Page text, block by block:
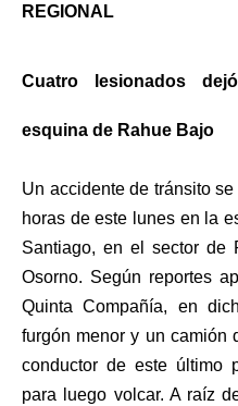
REGIONAL
Cuatro lesionados
esquina de Rahue Bajo
Un accidente de tránsito
horas de este lunes en la
Santiago, en el sector de
Osorno. Según reportes
Quinta Compañía, en
furgón menor y un camión
conductor de este último
para luego volcar. A raíz